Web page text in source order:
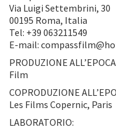
Via Luigi Settembrini, 30
00195 Roma, Italia
Tel: +39 063211549
E-mail:
PRODUZIONE
Film
COPRODUZIONE
Les Films Copernic, Paris
LABORATORIO: